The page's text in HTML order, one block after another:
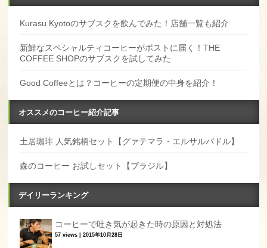
Kurasu Kyotoのサブスクを飲んでみた！店舗一覧も紹介
新鮮なスペシャルティコーヒーがポストに届く！THE
COFFEE SHOPのサブスクを試してみた
Good Coffeeとは？コーヒーの定期便の中身を紹介！
オススメのコーヒー紹介記事
土居珈琲 人気銘柄セット【グァテマラ・エルサルバドル】
森のコーヒー お試しセット【ブラジル】
デイリーランキング
コーヒーで吐き気が起きた時の原因と対処法
57 views |2015年10月28日